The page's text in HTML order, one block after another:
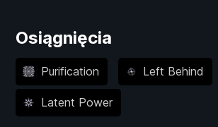
Osiągnięcia
Purification Left Behind
Latent Power